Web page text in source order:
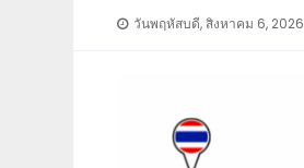
วันพฤหัสบดี, สิงหาคม 6, 2026